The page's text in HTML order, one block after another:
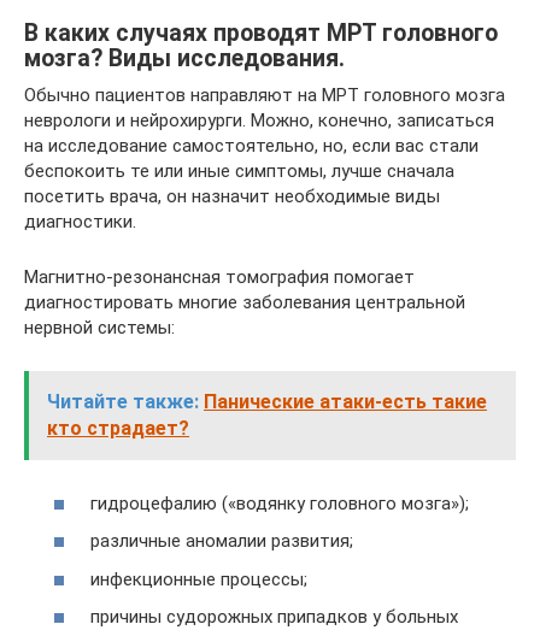
В каких случаях проводят МРТ головного
мозга? Виды исследования.
Обычно пациентов направляют на МРТ головного мозга
неврологи и нейрохирурги. Можно, конечно, записаться
на исследование самостоятельно, но, если вас стали
беспокоить те или иные симптомы, лучше сначала
посетить врача, он назначит необходимые виды
диагностики.
Магнитно-резонансная томография помогает
диагностировать многие заболевания центральной
нервной системы:
Читайте также: Панические атаки-есть такие
кто страдает?
гидроцефалию («водянку головного мозга»);
различные аномалии развития;
инфекционные процессы;
причины судорожных припадков у больных